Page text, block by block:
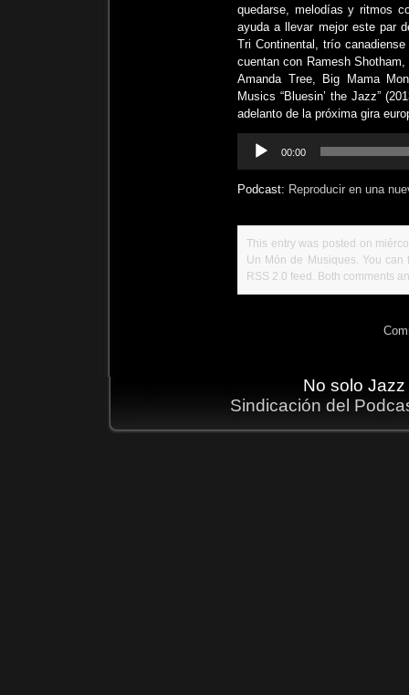
quedarse, melodías y ritmos
ayuda a llevar mejor este par
Tri Continental, trío
cuentan con Ramesh
Amanda Tree, Big Mama
Musics “Bluesin’ the Jazz”
adelanto de la próxima gira
Reproductor
00:00
Podcast: Reproducir en una
This entry was posted on
Un Món de Musiques. You can
RSS 2.0 feed. Both comments
No solo
Sindicación del